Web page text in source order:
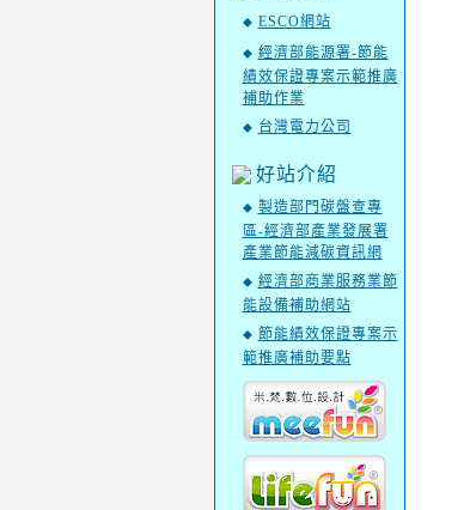
◆ ESCO網站
◆ 經濟部能源署-節能
績效保證專案示範推廣
補助作業
◆ 台灣電力公司
好站介紹
◆ 製造部門碳盤查專
區-經濟部產業發展署
產業節能減碳資訊網
◆ 經濟部商業服務業節
能設備補助網站
◆ 節能績效保證專案示
範推廣補助要點